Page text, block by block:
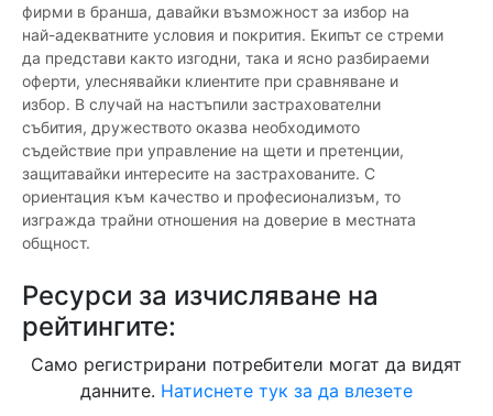
фирми в бранша, давайки възможност за избор на
най-адекватните условия и покрития. Екипът се стреми
да представи както изгодни, така и ясно разбираеми
оферти, улеснявайки клиентите при сравняване и
избор. В случай на настъпили застрахователни
събития, дружеството оказва необходимото
съдействие при управление на щети и претенции,
защитавайки интересите на застрахованите. С
ориентация към качество и професионализъм, то
изгражда трайни отношения на доверие в местната
общност.
Ресурси за изчисляване на
рейтингите:
Само регистрирани потребители могат да видят
данните. Натиснете тук за да влезете